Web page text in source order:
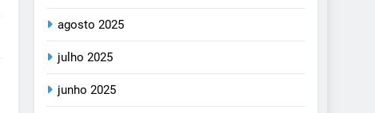
agosto 2025
julho 2025
junho 2025